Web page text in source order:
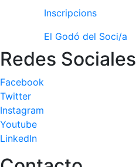
Patrocinador
Inscripcions
El
Godó
Soci/a
Inscripcions
El Godó del Soci/a
Redes Sociales
Facebook
Twitter
Instagram
Youtube
LinkedIn